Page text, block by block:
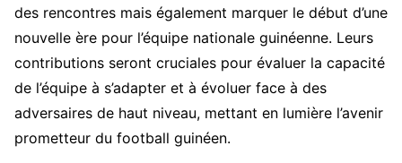
des rencontres mais également marquer le début d’une
nouvelle ère pour l’équipe nationale guinéenne. Leurs
contributions seront cruciales pour évaluer la capacité
de l’équipe à s’adapter et à évoluer face à des
adversaires de haut niveau, mettant en lumière l’avenir
prometteur du football guinéen.